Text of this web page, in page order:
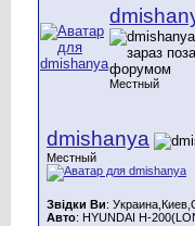
Местный
dmishanya
Местный
Звідки Ви:
Авто: HYUNDAI H-